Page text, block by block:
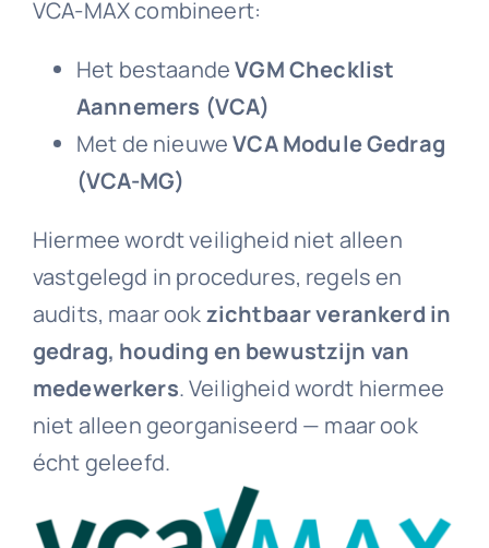
VCA-MAX combineert:
Het bestaandeVGM Checklist
Aannemers (VCA)
Met de nieuweVCA Module Gedrag
(VCA-MG)
Hiermee wordt veiligheid niet alleen
vastgelegd in procedures, regels en
audits, maar ookzichtbaar verankerd in
gedrag, houding en bewustzijn van
medewerkers. Veiligheid wordt hiermee
niet alleen georganiseerd — maar ook
écht geleefd.